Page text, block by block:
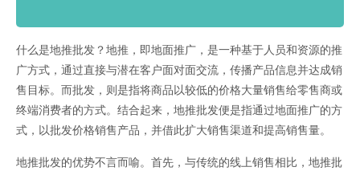
什么是地推批发？地推，即地面推广，是一种基于人员和资源的推
广方式，通过直接与潜在客户面对面交流，传播产品信息并达成销
售目标。而批发，则是指将商品以较低的价格大量销售给零售商或
终端消费者的方式。结合起来，地推批发便是指通过地面推广的方
式，以批发价格销售产品，并借此扩大销售渠道和提高销售量。
地推批发的优势不言而喻。首先，与传统的线上销售相比，地推批